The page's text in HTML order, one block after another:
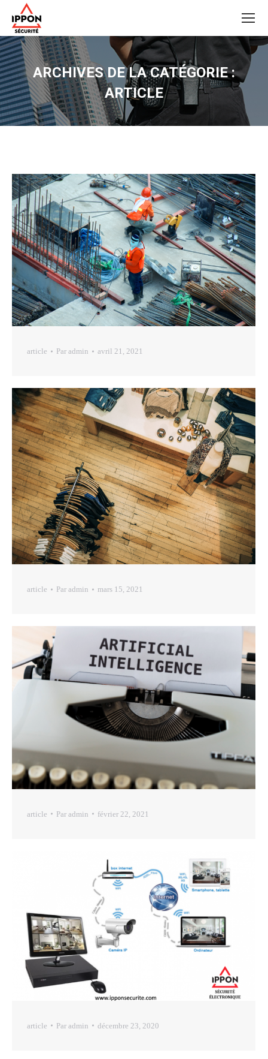
ARCHIVES DE LA CATÉGORIE :
ARTICLE
article Par admin avril 21, 2021
article Par admin mars 15, 2021
article Par admin février 22, 2021
article Par admin décembre 23, 2020